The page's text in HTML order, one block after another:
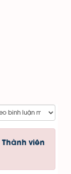
Thành viên